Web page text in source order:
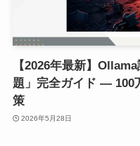
【2026年最新】
題」完全ガイド — 100
策
2026年5月28日